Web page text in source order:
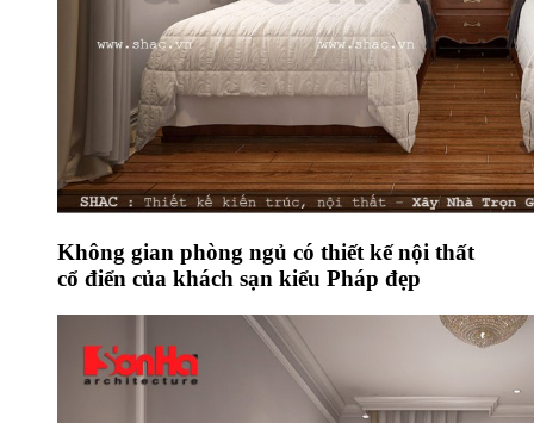
Không gian phòng ngủ có thiết kế nội thất
cổ điển của khách sạn kiểu Pháp đẹp